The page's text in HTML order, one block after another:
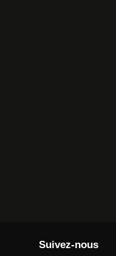
Suivez-nous